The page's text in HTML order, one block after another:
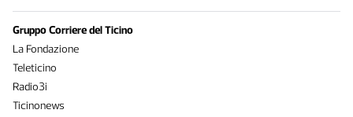
Gruppo Corriere del Ticino
La Fondazione
Teleticino
Radio3i
Ticinonews